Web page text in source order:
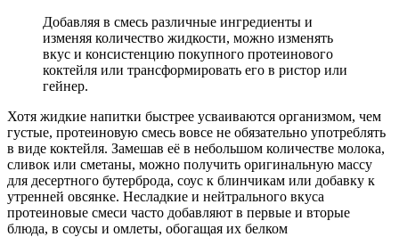
Добавляя в смесь различные ингредиенты и
изменяя количество жидкости, можно изменять
вкус и консистенцию покупного протеинового
коктейля или трансформировать его в ристор или
гейнер.
Хотя жидкие напитки быстрее усваиваются организмом, чем
густые, протеиновую смесь вовсе не обязательно употреблять
в виде коктейля. Замешав её в небольшом количестве молока,
сливок или сметаны, можно получить оригинальную массу
для десертного бутерброда, соус к блинчикам или добавку к
утренней овсянке. Несладкие и нейтрального вкуса
протеиновые смеси часто добавляют в первые и вторые
блюда, в соусы и омлеты, обогащая их белком